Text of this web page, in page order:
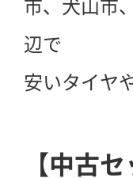
市、犬山市
辺で
安いタイヤ
【中古